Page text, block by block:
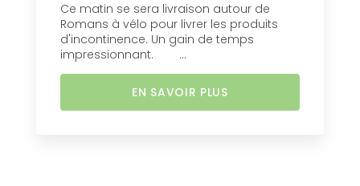
Ce matin se sera livraison autour de
Romans à vélo pour livrer les produits
d'incontinence. Un gain de temps
impressionnant. ...
EN SAVOIR PLUS